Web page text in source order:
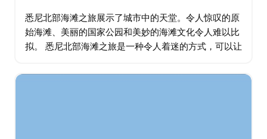
悉尼北部海滩之旅展示了城市中的天堂。令人惊叹的原
始海滩、美丽的国家公园和美妙的海滩文化令人难以比
拟。 悉尼北部海滩之旅是一种令人着迷的方式，可以让
人惊叹的北部海滩和北部灌木丛，探索美丽的动植物…